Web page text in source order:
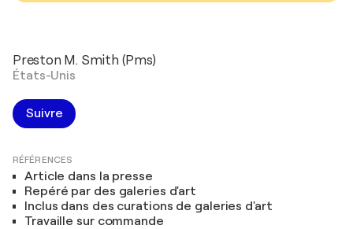
Preston M. Smith (Pms)
États-Unis
Suivre
RÉFÉRENCES
Article dans la presse
Repéré par des galeries d'art
Inclus dans des curations de galeries d'art
Travaille sur commande